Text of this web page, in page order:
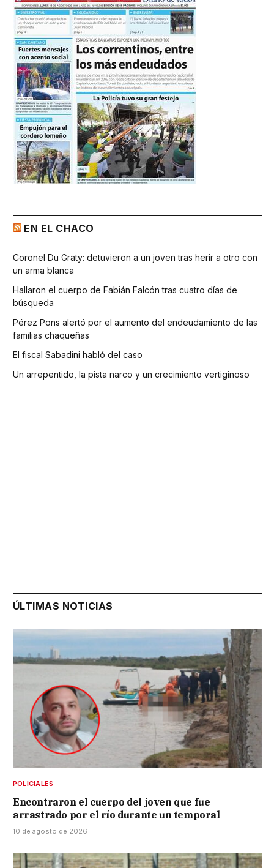
EN EL CHACO
Coronel Du Graty: detuvieron a un joven tras herir a otro con
un arma blanca
Hallaron el cuerpo de Fabián Falcón tras cuatro días de
búsqueda
Pérez Pons alertó por el aumento del endeudamiento de las
familias chaqueñas
El fiscal Sabadini habló del caso
Un arrepentido, la pista narco y un crecimiento vertiginoso
ÚLTIMAS NOTICIAS
POLICIALES
Encontraron el cuerpo del joven que fue
arrastrado por el río durante un temporal
10 de agosto de 2026